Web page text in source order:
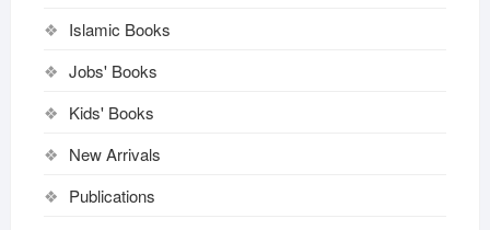
Islamic Books
Jobs' Books
Kids' Books
New Arrivals
Publications